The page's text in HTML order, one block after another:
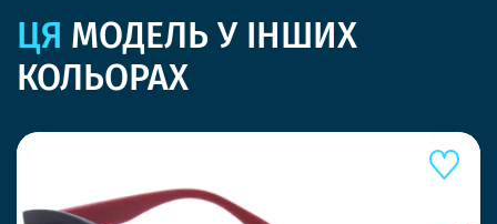
ЦЯ МОДЕЛЬ У ІНШИХ
КОЛЬОРАХ